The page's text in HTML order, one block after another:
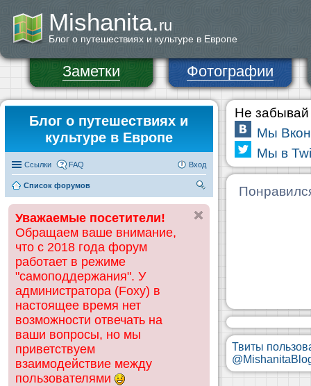
Mishanita.ru
Блог о путешествиях и культуре в Европе
Заметки Фотографии
Блог о путешествиях и
культуре в Европе
Ссылки FAQ Вход
Список форумов
ск
Уважаемые посетители!
Обращаем ваше внимание,
что с 2018 года форум
работает в режиме
"самоподдержания". У
администратора (Foxy) в
настоящее время нет
возможности отвечать на
ваши вопросы, но мы
приветствуем
взаимодействие между
пользователями
Не забывай
Мы
Мы в
Твиты